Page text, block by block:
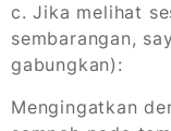
c. Jika melihat
sembarangan,
gabungkan):
Mengingatkan